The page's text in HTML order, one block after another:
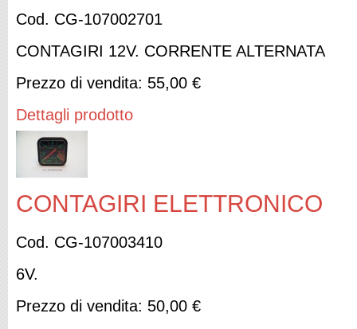
Cod. CG-107002701
CONTAGIRI 12V. CORRENTE ALTERNATA
Prezzo di vendita: 55,00 €
Dettagli prodotto
CONTAGIRI ELETTRONICO
Cod. CG-107003410
6V.
Prezzo di vendita: 50,00 €